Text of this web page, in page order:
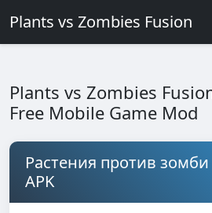
Plants vs Zombies Fusion
Plants vs Zombies
Free Mobile Game Mod
Растения против зомби
APK